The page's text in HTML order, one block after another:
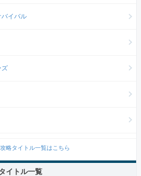
バイバル
ズ
略タイトル一覧はこちら
イトル一覧